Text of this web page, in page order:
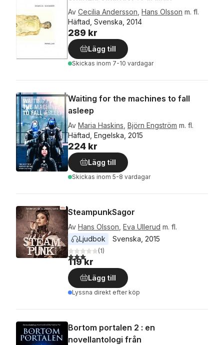
Av Cecilia Andersson Hans Olsson m. fl.
Häftad, Svenska, 2014
289 kr
Lägg till
Skickas inom 7-10 vardagar
Waiting for the machines to fall
asleep
Av Maria Haskins Björn Engström m. fl.
Häftad, Engelska, 2015
224 kr
Lägg till
Skickas inom 5-8 vardagar
SteampunkSagor
Av Hans Olsson Eva Ullerud m. fl.
Ljudbok
Svenska 2015
3,0utav 5 stjärnor. Totalt antal röster:
(1)
119 kr
Lägg till
Lyssna direkt efter köp
Bortom portalen 2 : en
novellantologi från